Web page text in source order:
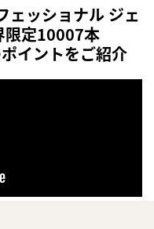
ェッショナル ジェ
限定10007本
イントをご紹介